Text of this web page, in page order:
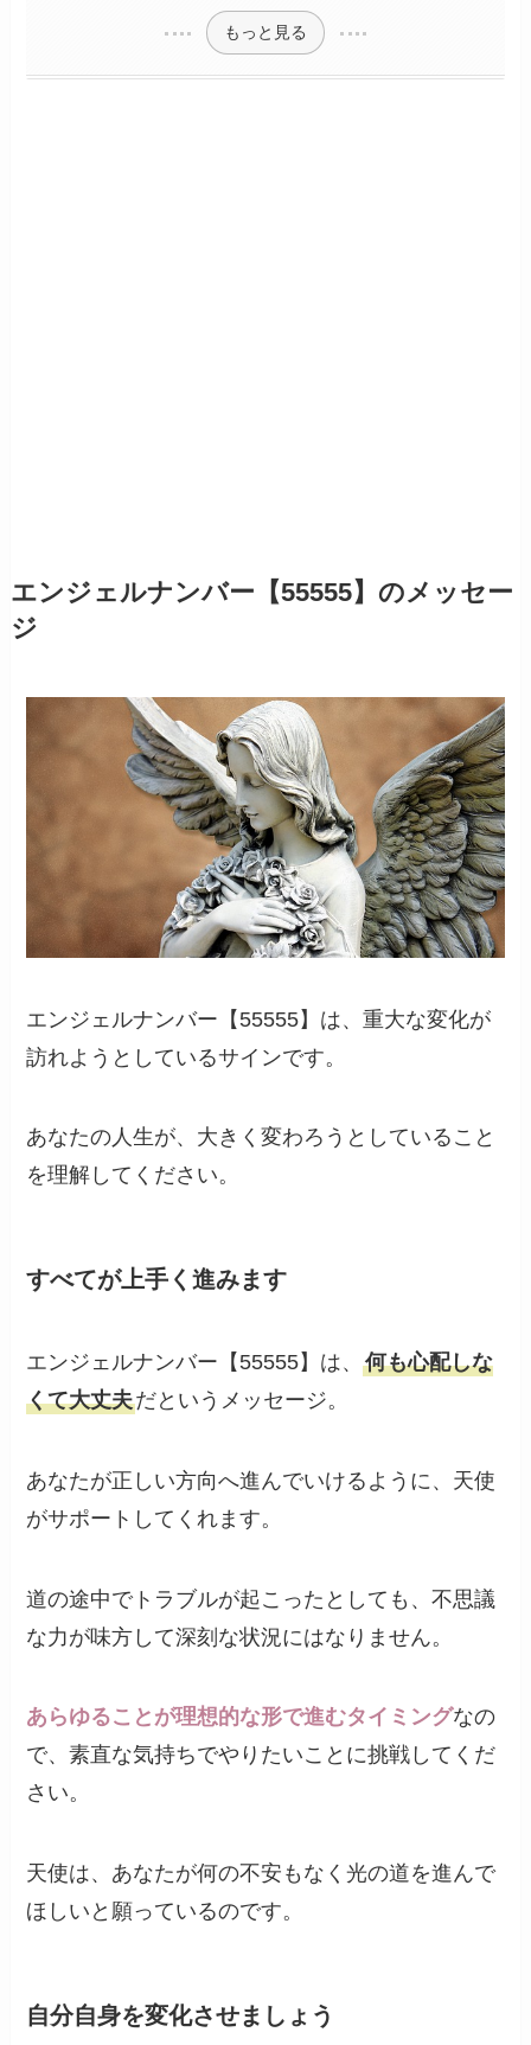
もっと見る
エンジェルナンバー【55555】のメッセー
ジ
エンジェルナンバー【55555】は、重大な変化が
訪れようとしているサインです。
あなたの人生が、大きく変わろうとしていること
を理解してください。
すべてが上手く進みます
エンジェルナンバー【55555】は、何も心配しな
くて大丈夫だというメッセージ。
あなたが正しい方向へ進んでいけるように、天使
がサポートしてくれます。
道の途中でトラブルが起こったとしても、不思議
な力が味方して深刻な状況にはなりません。
あらゆることが理想的な形で進むタイミングなの
で、素直な気持ちでやりたいことに挑戦してくだ
さい。
天使は、あなたが何の不安もなく光の道を進んで
ほしいと願っているのです。
自分自身を変化させましょう